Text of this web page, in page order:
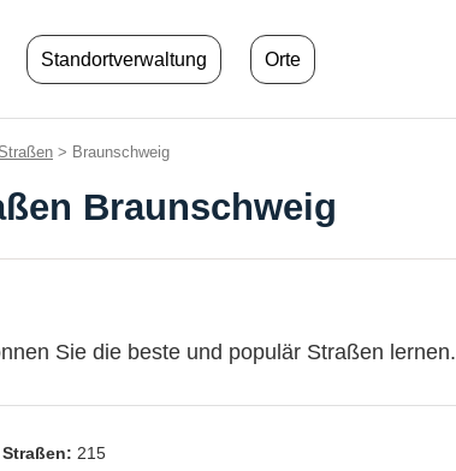
Standortverwaltung Orte
> Braunschweig
Braunschweig
Sie die beste und populär Straßen lernen.
215